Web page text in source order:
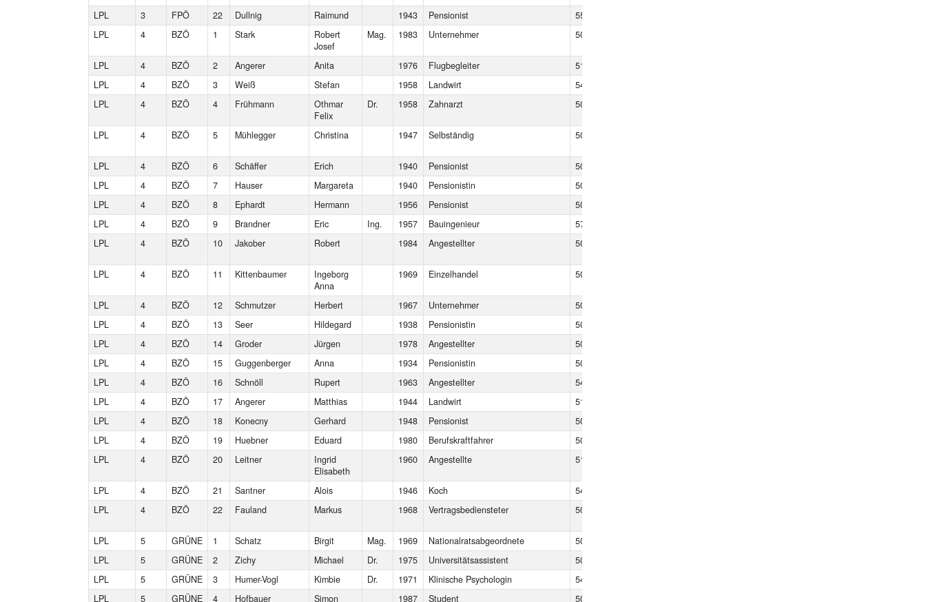
LPL
3 FPÖ 22 Dullnig Raimund 1943 Pensionist 5550
LPL
4 BZÖ 1 Stark
Robert
Josef
Mag. 1983 Unternehmer 5023
LPL 4 BZÖ 2 Angerer Anita 1976 Flugbegleiter 5151
LPL
4 BZÖ 3 Weiß Stefan 1958 Landwirt 5431
LPL
4 BZÖ 4 Frühmann
Othmar
Felix
Dr. 1958 Zahnarzt 5020
LPL 4 BZÖ 5 Mühlegger Christina 1947 Selbständig 5071
LPL
4 BZÖ 6 Schäffer Erich 1940 Pensionist 5020
LPL
4 BZÖ 7 Hauser Margareta 1940 Pensionistin 5020
LPL
4 BZÖ 8 Ephardt Hermann 1956 Pensionist 5020
LPL
4 BZÖ 9 Brandner Eric Ing. 1957 Bauingenieur 5700
LPL
4 BZÖ 10 Jakober Robert 1984 Angestellter 5023
LPL
4 BZÖ 11 Kittenbaumer
Ingeborg
Anna
1969 Einzelhandel 5020
LPL 4 BZÖ 12 Schmutzer Herbert 1967 Unternehmer 5020
LPL
4 BZÖ 13 Seer Hildegard 1938 Pensionistin 5020
LPL
4 BZÖ 14 Groder Jürgen 1978 Angestellter 5020
LPL
4 BZÖ 15 Guggenberger Anna 1934 Pensionistin 5020
LPL
4 BZÖ 16 Schnöll Rupert 1963 Angestellter 5431
LPL
4 BZÖ 17 Angerer Matthias 1944 Landwirt 5151
LPL
4 BZÖ 18 Konecny Gerhard 1948 Pensionist 5020
LPL
4 BZÖ 19 Huebner Eduard 1980 Berufskraftfahrer 5020
LPL
4 BZÖ 20 Leitner
Ingrid
Elisabeth
1960 Angestellte 5101
LPL 4 BZÖ 21 Santner Alois 1946 Koch 5421
LPL
4 BZÖ 22 Fauland Markus 1968 Vertragsbediensteter 5071
LPL
5 GRÜNE 1 Schatz Birgit Mag. 1969 Nationalratsabgeordnete 5020
LPL
5 GRÜNE 2 Zichy Michael Dr. 1975 Universitätsassistent 5020
LPL
5 GRÜNE 3 Humer-Vogl Kimbie Dr. 1971 Klinische Psychologin 5400
LPL
5 GRÜNE 4 Hofbauer Simon 1987 Student 5020